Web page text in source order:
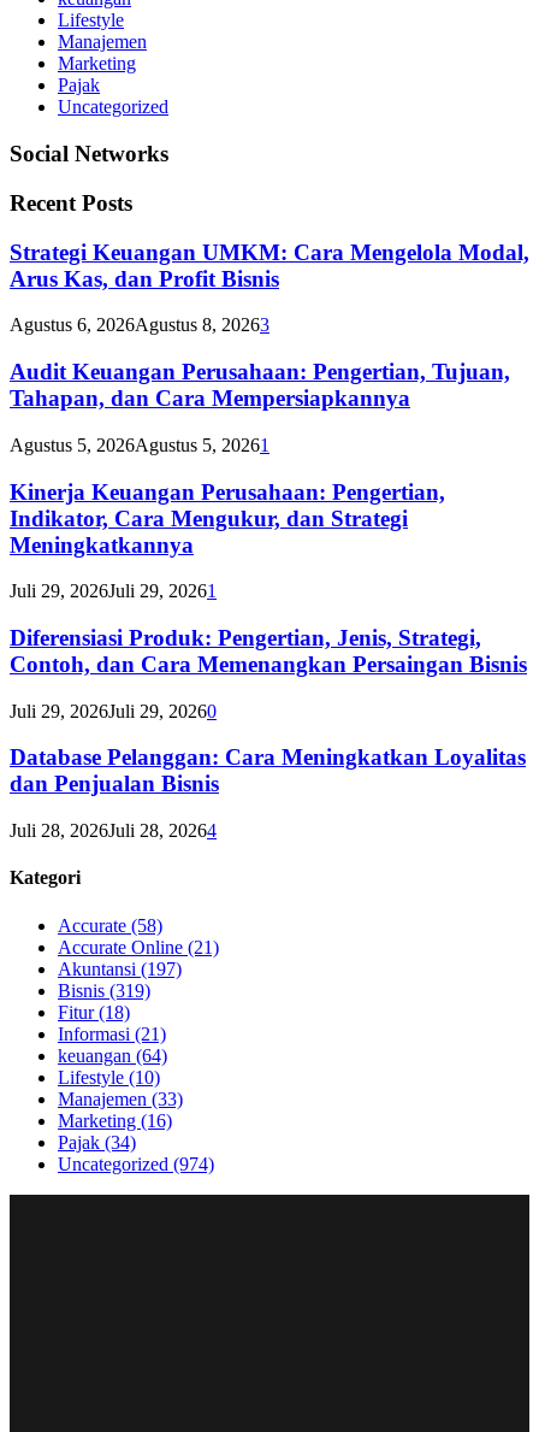
Lifestyle
Manajemen
Marketing
Pajak
Uncategorized
Social Networks
Recent Posts
Strategi Keuangan UMKM: Cara Mengelola Modal,
Arus Kas, dan Profit Bisnis
Agustus 6, 2026Agustus 8, 20263
Audit Keuangan Perusahaan: Pengertian, Tujuan,
Tahapan, dan Cara Mempersiapkannya
Agustus 5, 2026Agustus 5, 20261
Kinerja Keuangan Perusahaan: Pengertian,
Indikator, Cara Mengukur, dan Strategi
Meningkatkannya
Juli 29, 2026Juli 29, 20261
Diferensiasi Produk: Pengertian, Jenis, Strategi,
Contoh, dan Cara Memenangkan Persaingan Bisnis
Juli 29, 2026Juli 29, 20260
Database Pelanggan: Cara Meningkatkan Loyalitas
dan Penjualan Bisnis
Juli 28, 2026Juli 28, 20264
Kategori
Accurate (58)
Accurate Online (21)
Akuntansi (197)
Bisnis (319)
Fitur(18)
Informasi (21)
keuangan (64)
Lifestyle (10)
Manajemen (33)
Marketing (16)
Pajak (34)
Uncategorized (974)